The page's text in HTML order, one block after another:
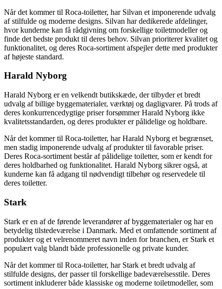
Når det kommer til Roca-toiletter, har Silvan et imponerende udvalg
af stilfulde og moderne designs. Silvan har dedikerede afdelinger,
hvor kunderne kan få rådgivning om forskellige toiletmodeller og
finde det bedste produkt til deres behov. Silvan prioriterer kvalitet og
funktionalitet, og deres Roca-sortiment afspejler dette med produkter
af højeste standard.
Harald Nyborg
Harald Nyborg er en velkendt butikskæde, der tilbyder et bredt
udvalg af billige byggematerialer, værktøj og dagligvarer. På trods af
deres konkurrencedygtige priser forsømmer Harald Nyborg ikke
kvalitetsstandarden, og deres produkter er pålidelige og holdbare.
Når det kommer til Roca-toiletter, har Harald Nyborg et begrænset,
men stadig imponerende udvalg af produkter til favorable priser.
Deres Roca-sortiment består af pålidelige toiletter, som er kendt for
deres holdbarhed og funktionalitet. Harald Nyborg sikrer også, at
kunderne kan få adgang til nødvendigt tilbehør og reservedele til
deres toiletter.
Stark
Stark er en af de førende leverandører af byggematerialer og har en
betydelig tilstedeværelse i Danmark. Med et omfattende sortiment af
produkter og et velrenommeret navn inden for branchen, er Stark et
populært valg blandt både professionelle og private kunder.
Når det kommer til Roca-toiletter, har Stark et bredt udvalg af
stilfulde designs, der passer til forskellige badeværelsesstile. Deres
sortiment inkluderer både klassiske og moderne toiletmodeller, som